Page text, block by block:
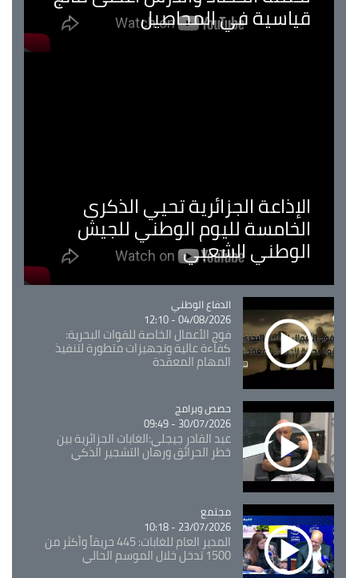
قياسية في المحاصيل
الإذاعة الجزائرية تحيي الذكرى
الخامسة لليوم الوطني للجيش
الوطني الشعبي
Catégorie
الدفاع الوطني
04/08/2026 - 12:10
فوج الأعمال الخاصة للقوات البحرية:
كفاءة عالية وتجهيزات متطورة لتنفيذ
المهام المعقدة
Catégorie
حصص وبرامج
30/07/2026 - 09:49
عبد القادر جيجلي:الغابات الجزائرية بين
خطر الحرائق ورهان التشجير الذكي
Catégorie
مجتمع
23/07/2026 - 10:18
المدير العام للغابات: 445 حريقاً وأكثر من
1500 تدخل خلال الموسم الحالي